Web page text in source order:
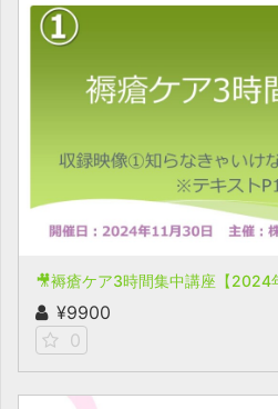
🎥褥瘡ケア3時間集中講座【2024
¥9900
0